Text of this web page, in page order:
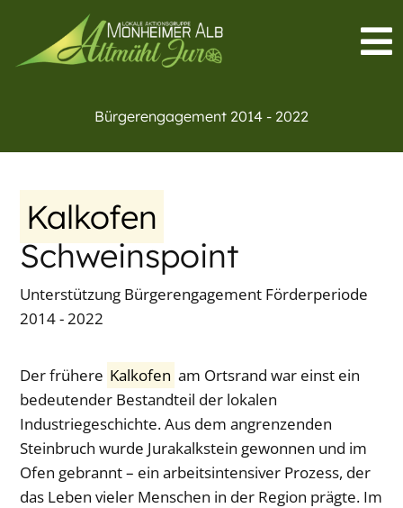
Bürgerengagement 2014 - 2022
Kalkofen
Schweinspoint
Unterstützung Bürgerengagement Förderperiode
2014 - 2022
Der frühere Kalkofen am Ortsrand war einst ein
bedeutender Bestandteil der lokalen
Industriegeschichte. Aus dem angrenzenden
Steinbruch wurde Jurakalkstein gewonnen und im
Ofen gebrannt – ein arbeitsintensiver Prozess, der
das Leben vieler Menschen in der Region prägte. Im